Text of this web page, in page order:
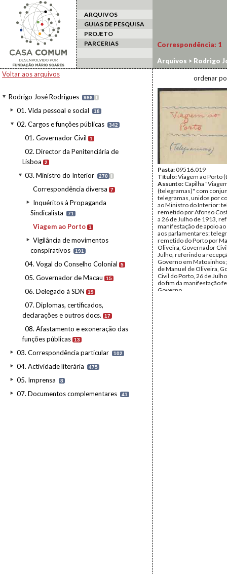
ARQUIVOS
GUIAS DE PESQUISA
PROJETO
PARCERIAS
Voltar aos arquivos
Rodrigo José Rodrigues 986 I
01. Vida pessoal e social 18
02. Cargos e funções públicas 342
01. Governador Civil 1
02. Director da Penitenciária de
Lisboa
2
03. Ministro do Interior 270 I
Correspondência diversa 7
Inquéritos à Propaganda
Sindicalista
71
Viagem ao Porto 1
Vigilância de movimentos
conspirativos
191
04. Vogal do Conselho Colonial 5
05. Governador de Macau 15
06. Delegado à SDN 19
07. Diplomas, certificados,
declarações e outros docs.
17
08. Afastamento e exoneração das
funções públicas 13
03. Correspondência particular 102
04. Actividade literária 475
05. Imprensa 8
07. Documentos complementares 41
Correspondência: 1
Arquivos > Rodrigo
Porto
ordenar
Pasta:09516.019
Título:Viagem ao Porto
Assunto: Capilha
(telegramas)" com
telegramas, unidos por
ao Ministro do Interior:
remetido por Afonso
a 26 de Julho de 1913,
manifestação de apoio
aos parlamentares;
remetido do Porto por
Oliveira, Governador
Julho, referindo a
Governo em
de Manuel de Oliveira,
Civil do Porto, 26 de
do fim da manifestação
Governo.